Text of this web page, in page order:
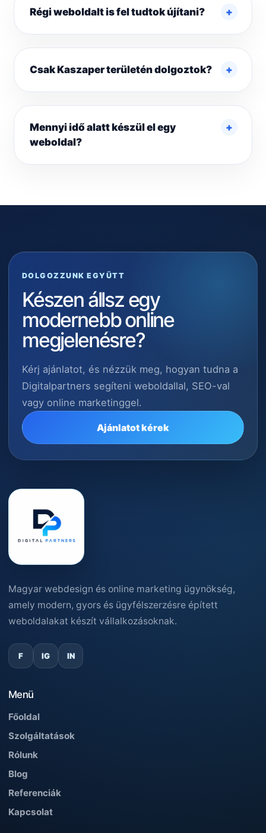
Régi weboldalt is fel tudtok újítani?
Csak Kaszaper területén dolgoztok?
Mennyi idő alatt készül el egy
weboldal?
DOLGOZZUNK EGYÜTT
Készen állsz egy
modernebb online
megjelenésre?
Kérj ajánlatot, és nézzük meg, hogyan tudna a
Digitalpartners segíteni weboldallal, SEO-val
vagy online marketinggel.
Ajánlatot kérek
Magyar webdesign és online marketing ügynökség,
amely modern, gyors és ügyfélszerzésre épített
weboldalakat készít vállalkozásoknak.
F IG IN
Menü
Főoldal
Szolgáltatások
Rólunk
Blog
Referenciák
Kapcsolat